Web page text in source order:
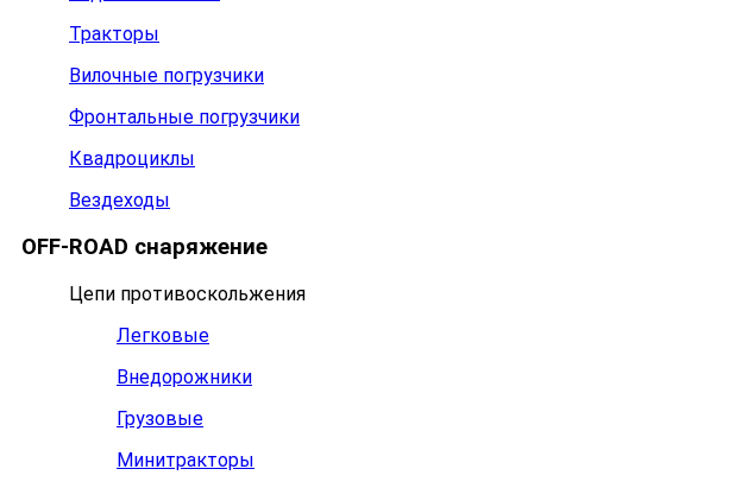
Тракторы
Вилочные погрузчики
Фронтальные погрузчики
Квадроциклы
Вездеходы
OFF-ROAD снаряжение
Цепи противоскольжения
Легковые
Внедорожники
Грузовые
Минитракторы